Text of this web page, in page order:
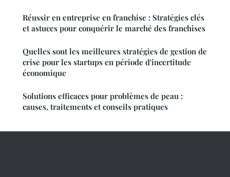
Réussir en entreprise en franchise : Stratégies clés
et astuces pour conquérir le marché des franchises
Quelles sont les meilleures stratégies de gestion de
crise pour les startups en période d'incertitude
économique
Solutions efficaces pour problèmes de peau :
causes, traitements et conseils pratiques